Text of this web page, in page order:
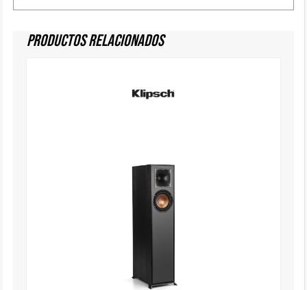
Productos Relacionados